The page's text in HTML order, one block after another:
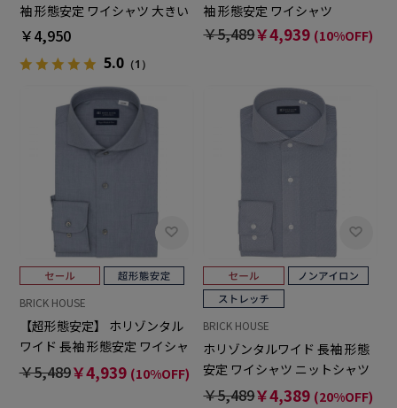
袖 形態安定 ワイシャツ 大きい
サイズ
￥4,950
5.0（1）
袖 形態安定 ワイシャツ
￥5,489￥4,939 (10%OFF)
BRICK HOUSE
【超形態安定】 ホリゾンタル
ワイド 長袖 形態安定 ワイシャ
ツ
￥5,489￥4,939 (10%OFF)
BRICK HOUSE
ホリゾンタルワイド 長袖 形態
安定 ワイシャツ ニットシャツ
ストレッチ
￥5,489￥4,389 (20%OFF)